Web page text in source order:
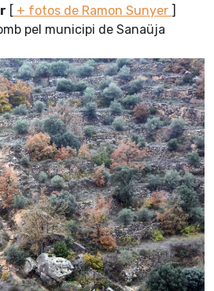
[ + fotos de Ramon Sunyer ]
pel municipi de Sanaüja